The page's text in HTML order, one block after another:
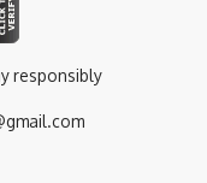
responsibly